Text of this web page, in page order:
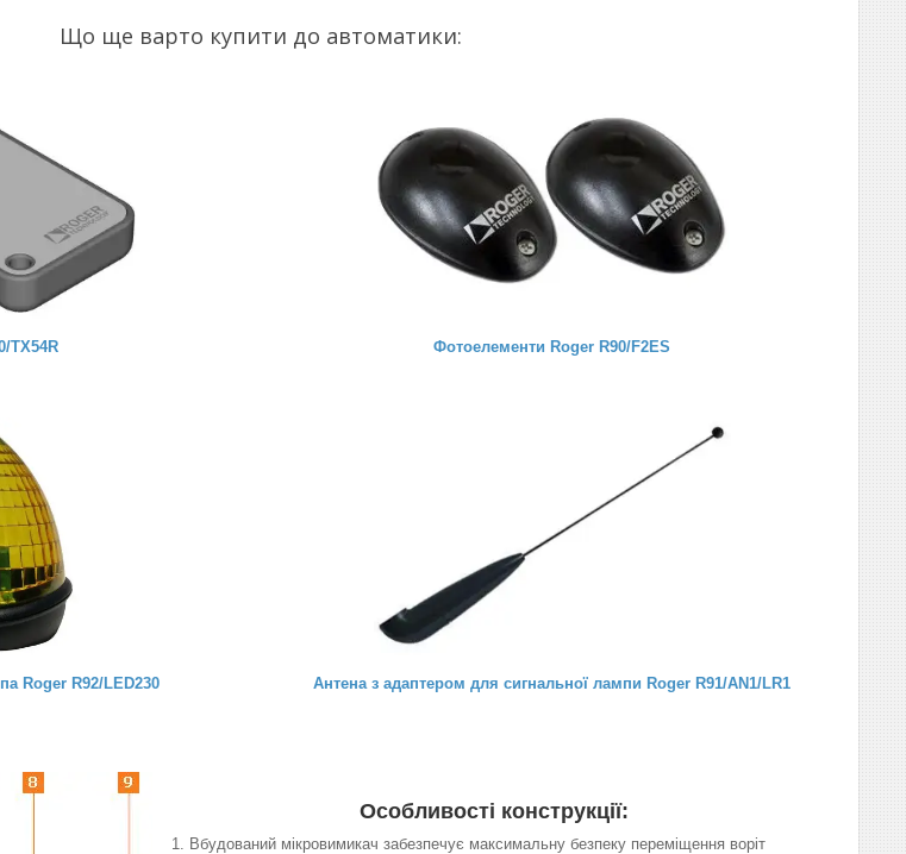
Що ще варто купити до автоматики:
ТХ54R Фотоелементи Roger R90/F2ES
Roger R92/LED230 Антена з адаптером для сигнальної лампи Roger R91/AN1/LR1
Особливості конструкції:
Вбудований мікровимикач забезпечує максимальну безпеку переміщення воріт